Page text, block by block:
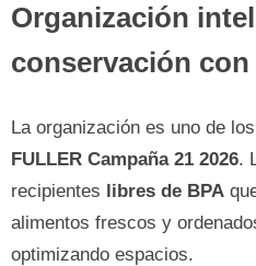
Organización
conservación
La organización es uno de
FULLER Campaña 21 2026.
recipientes libres de BPA
alimentos frescos y
optimizando espacios.